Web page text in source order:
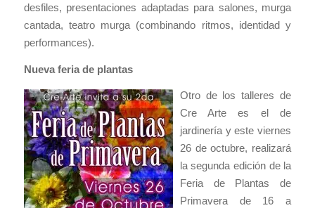
desfiles, presentaciones adaptadas para salones, murga
cantada, teatro murga (combinando ritmos, identidad y
performances).
Nueva feria de plantas
Otro de los talleres de
Cre Arte es el de
jardinería y este viernes
26 de octubre, realizará
la segunda edición de la
Feria de Plantas de
Primavera de 16 a